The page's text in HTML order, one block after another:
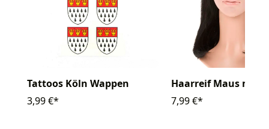
Tattoos Köln Wappen
3,99 €*
Haarreif Maus mit
7,99 €*